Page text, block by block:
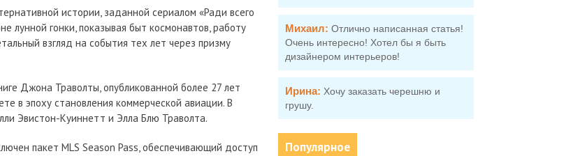
истории, заданной сериалом «Ради всего
лунной гонки, показывая быт космонавтов, работу
взгляд на события тех лет через призму
Джона Траволты, опубликованной более 27 лет
в эпоху становления коммерческой авиации. В
Эвистон-Куиннетт и Элла Блю Траволта.
пакет MLS Season Pass, обеспечивающий доступ
Михаил: Отлично написанная статья!
Очень интересно! Хотел бы я быть
дизайнером интерьеров!
Ирина: Хочу заказать черешню и
грушу.
Популярное